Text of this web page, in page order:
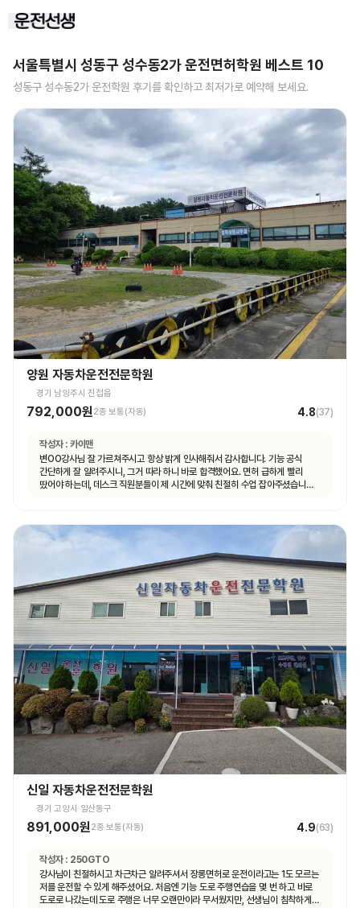
서울특별시 성동구 성수동2가운전면허학원 베스트 10
성동구 성수동2가 운전학원 후기를 확인하고 최저가로 예약해 보세요.
양원 자동차운전전문학원
경기 남양주시 진접읍
792,000원 2종 보통(자동) 4.8(37)
작성자 : 카이맨
변OO강사님 잘 가르쳐주시고 항상 밝게 인사해줘서 감사합니다. 기능 공식
간단하게 잘 알려주시니, 그거 따라 하니 바로 합격했어요. 면허 급하게 빨리
땄어야 하는데, 데스크 직원분들이 제 시간에 맞춰 친절히 수업 잡아주셨습니다.
신일 자동차운전전문학원
경기 고양시 일산동구
891,000원2종 보통(자동) 4.9(63)
작성자 : 250GTO
강사님이 친절하시고 차근차근 알려주셔서 장롱면허로 운전이라고는 1도 모르는
저를 운전할 수 있게 해주셨어요. 처음엔 기능 도로 주행연습을 몇 번 하고 바로
도로로 나갔는데 도로 주행은 너무 오랜만이라 무서웠지만, 선생님이 침착하게